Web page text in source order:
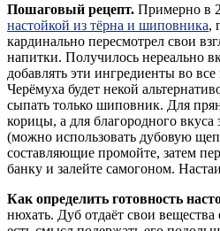
Пошаговый рецепт. Примерно в
настойкой из тёрна и шиповника,
кардинально пересмотрел свои
напитки. Получилось нереально
добавлять эти ингредиенты во
Черёмуха будет некой
сыпать только шиповник. Для
корицы, а для благородного
(можно использовать дубовую
составляющие промойте, затем
банку и залейте самогоном.
Как определить готовность
нюхать. Дуб отдаёт свои